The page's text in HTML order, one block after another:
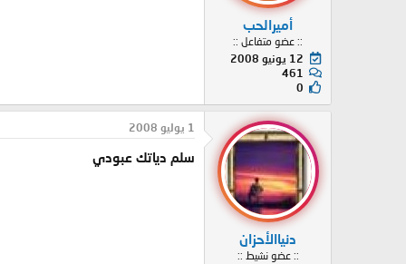
أميرالحب
:: عضو متفاعل ::
12 يونيو 2008
461
0
دنياالأحزان
:: عضو نشيط ::
1 يوليو 2008
سلم دياتك عبودي